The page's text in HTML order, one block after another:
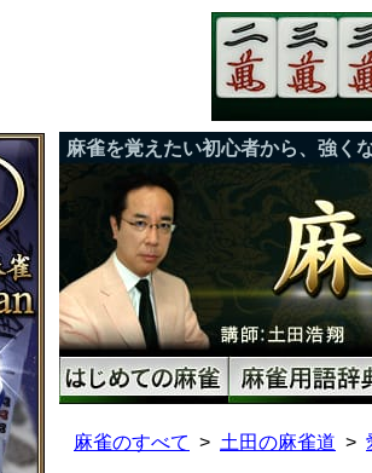
麻雀を覚えたい初心者から、強く
麻雀のすべて 土田の麻雀道